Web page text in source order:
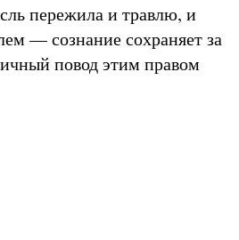
пережила и травлю, и
— сознание сохраняет за
повод этим правом